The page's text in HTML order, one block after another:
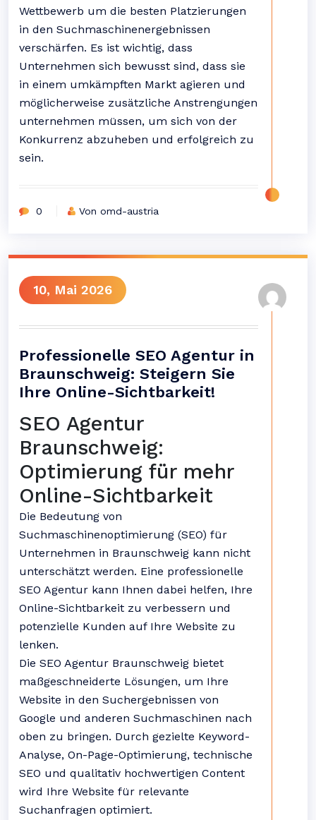
Wettbewerb um die besten Platzierungen
in den Suchmaschinenergebnissen
verschärfen. Es ist wichtig, dass
Unternehmen sich bewusst sind, dass sie
in einem umkämpften Markt agieren und
möglicherweise zusätzliche Anstrengungen
unternehmen müssen, um sich von der
Konkurrenz abzuheben und erfolgreich zu
sein.
0 Von omd-austria
10, Mai 2026
Professionelle SEO Agentur in
Braunschweig: Steigern Sie
Ihre Online-Sichtbarkeit!
SEO Agentur
Braunschweig:
Optimierung für mehr
Online-Sichtbarkeit
Die Bedeutung von
Suchmaschinenoptimierung (SEO) für
Unternehmen in Braunschweig kann nicht
unterschätzt werden. Eine professionelle
SEO Agentur kann Ihnen dabei helfen, Ihre
Online-Sichtbarkeit zu verbessern und
potenzielle Kunden auf Ihre Website zu
lenken.
Die SEO Agentur Braunschweig bietet
maßgeschneiderte Lösungen, um Ihre
Website in den Suchergebnissen von
Google und anderen Suchmaschinen nach
oben zu bringen. Durch gezielte Keyword-
Analyse, On-Page-Optimierung, technische
SEO und qualitativ hochwertigen Content
wird Ihre Website für relevante
Suchanfragen optimiert.